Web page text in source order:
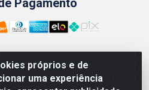
próprios e de
uma experiência
DE PRODUTOS ALIMENTICIOS
721 PENHA CIRCULAR/RJ -